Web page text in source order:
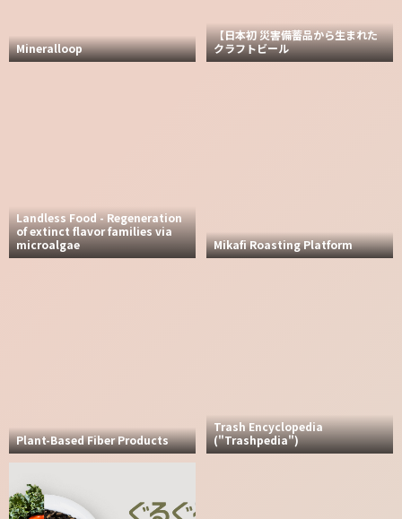
Mineralloop
【日本初 災害備蓄品から生まれた
クラフトビール
Landless Food - Regeneration
of extinct flavor families via
microalgae
Mikafi Roasting Platform
Plant-Based Fiber Products
Trash Encyclopedia
("Trashpedia")